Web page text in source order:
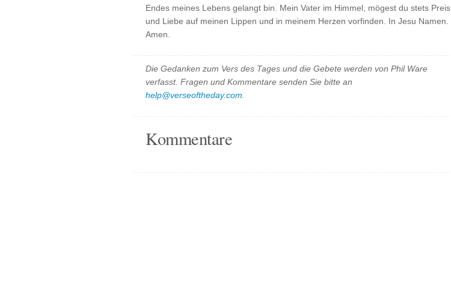
Endes meines Lebens gelangt bin. Mein Vater im Himmel, mögest du stets Preis
und Liebe auf meinen Lippen und in meinem Herzen vorfinden. In Jesu Namen.
Amen.
Die Gedanken zum Vers des Tages und die Gebete werden von Phil Ware
verfasst. Fragen und Kommentare senden Sie bitte an
help@verseoftheday.com
Kommentare